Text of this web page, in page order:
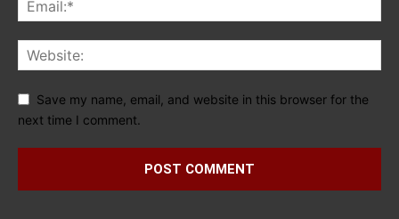
Save my name, email, and website in this browser for the
next time I comment.